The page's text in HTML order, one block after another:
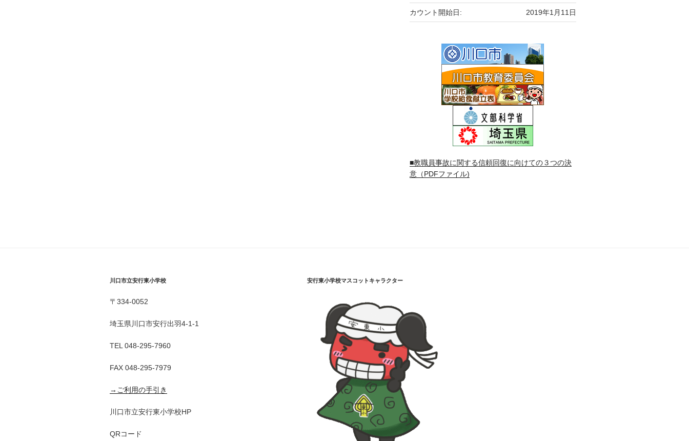
2019年1月11日
カウント開始日:
■教職員事故に関する信頼回復に向けての３つの決
意（PDFファイル)
川口市立安行東小学校
〒334-0052
埼玉県川口市安行出羽4-1-1
TEL 048-295-7960
FAX 048-295-7979
→ご利用の手引き
川口市立安行東小学校HP
QRコード
安行東小学校マスコットキャラクター